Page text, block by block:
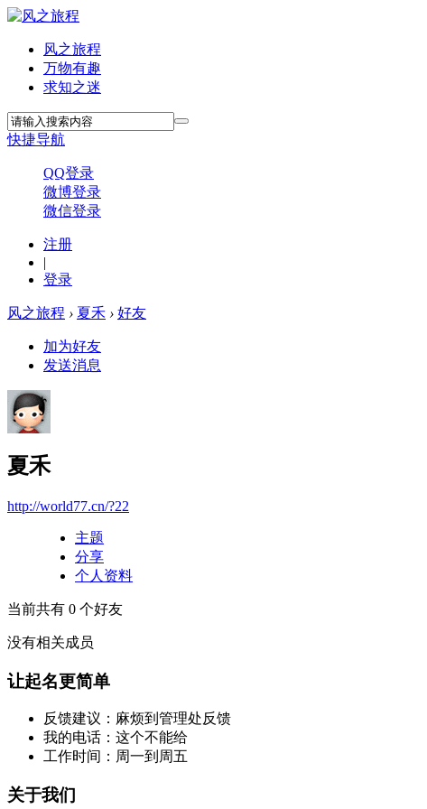
风之旅程
万物有趣
求知之迷
快捷导航
QQ登录
微博登录
微信登录
注册
|
登录
风之旅程 › 夏禾 › 好友
加为好友
发送消息
夏禾
http://world77.cn/?22
主题
分享
个人资料
当前共有 0 个好友
没有相关成员
让起名更简单
反馈建议：麻烦到管理处反馈
我的电话：这个不能给
工作时间：周一到周五
关于我们